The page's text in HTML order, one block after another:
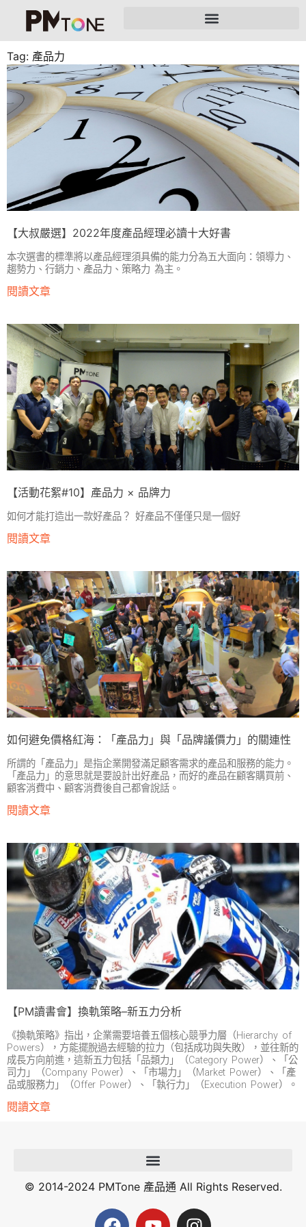
Tag: 產品力
【大叔嚴選】2022年度產品經理必讀十大好書
本次選書的標準將以產品經理須具備的能力分為五大面向：領導力、
趨勢力、行銷力、產品力、策略力 為主。
閱讀文章
【活動花絮#10】產品力 × 品牌力
如何才能打造出一款好產品？ 好產品不僅僅只是一個好
閱讀文章
如何避免價格紅海：「產品力」與「品牌議價力」的關連性
所謂的「產品力」是指企業開發滿足顧客需求的產品和服務的能力。
「產品力」的意思就是要設計出好產品，而好的產品在顧客購買前、
顧客消費中、顧客消費後自己都會說話。
閱讀文章
【PM讀書會】換軌策略–新五力分析
《換軌策略》指出，企業需要培養五個核心競爭力層（Hierarchy of
Powers），方能擺脫過去經驗的拉力（包括成功與失敗），並往新的
成長方向前進，這新五力包括「品類力」（Category Power）、「公
司力」（Company Power）、「市場力」（Market Power）、「產
品或服務力」（Offer Power）、「執行力」（Execution Power）。
閱讀文章
© 2014-2024 PMTone 產品通 All Rights Reserved.